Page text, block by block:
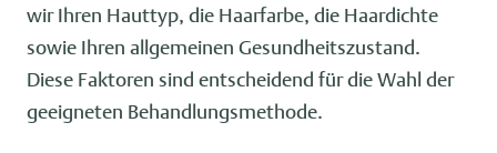
wir Ihren Hauttyp, die Haarfarbe, die Haardichte
sowie Ihren allgemeinen Gesundheitszustand.
Diese Faktoren sind entscheidend für die Wahl der
geeigneten Behandlungsmethode.